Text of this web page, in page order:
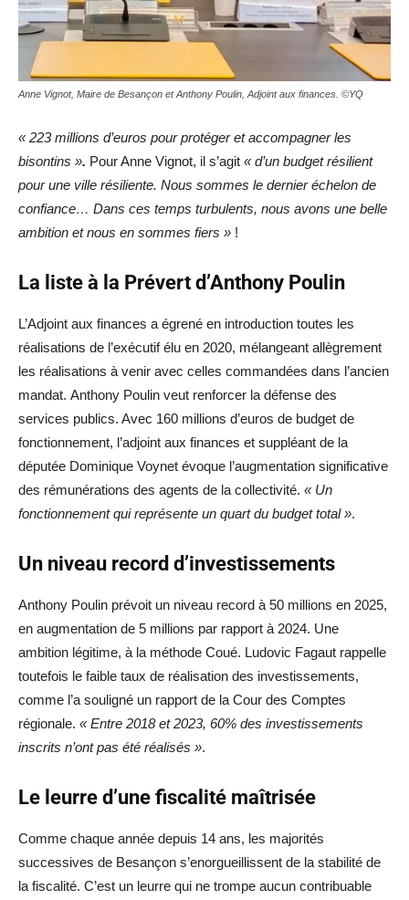
Anne Vignot, Maire de Besançon et Anthony Poulin, Adjoint aux finances. ©YQ
« 223 millions d’euros pour protéger et accompagner les
bisontins ». Pour Anne Vignot, il s’agit « d’un budget résilient
pour une ville résiliente. Nous sommes le dernier échelon de
confiance… Dans ces temps turbulents, nous avons une belle
ambition et nous en sommes fiers » !
La liste à la Prévert d’Anthony Poulin
L’Adjoint aux finances a égrené en introduction toutes les
réalisations de l’exécutif élu en 2020, mélangeant allègrement
les réalisations à venir avec celles commandées dans l’ancien
mandat. Anthony Poulin veut renforcer la défense des
services publics. Avec 160 millions d’euros de budget de
fonctionnement, l’adjoint aux finances et suppléant de la
députée Dominique Voynet évoque l’augmentation significative
des rémunérations des agents de la collectivité. « Un
fonctionnement qui représente un quart du budget total ».
Un niveau record d’investissements
Anthony Poulin prévoit un niveau record à 50 millions en 2025,
en augmentation de 5 millions par rapport à 2024. Une
ambition légitime, à la méthode Coué. Ludovic Fagaut rappelle
toutefois le faible taux de réalisation des investissements,
comme l’a souligné un rapport de la Cour des Comptes
régionale. « Entre 2018 et 2023, 60% des investissements
inscrits n’ont pas été réalisés ».
Le leurre d’une fiscalité maîtrisée
Comme chaque année depuis 14 ans, les majorités
successives de Besançon s’enorgueillissent de la stabilité de
la fiscalité. C’est un leurre qui ne trompe aucun contribuable